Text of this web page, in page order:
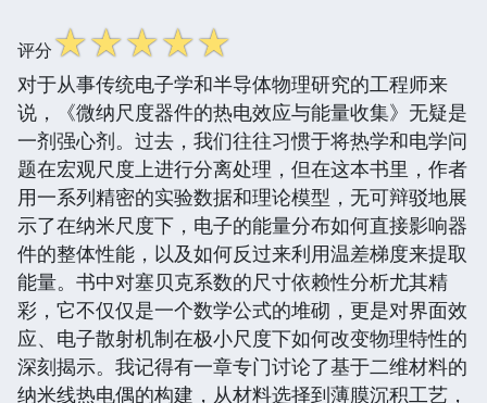
评分☆☆☆☆☆
对于从事传统电子学和半导体物理研究的工程师来
说，《微纳尺度器件的热电效应与能量收集》无疑是
一剂强心剂。过去，我们往往习惯于将热学和电学问
题在宏观尺度上进行分离处理，但在这本书里，作者
用一系列精密的实验数据和理论模型，无可辩驳地展
示了在纳米尺度下，电子的能量分布如何直接影响器
件的整体性能，以及如何反过来利用温差梯度来提取
能量。书中对塞贝克系数的尺寸依赖性分析尤其精
彩，它不仅仅是一个数学公式的堆砌，更是对界面效
应、电子散射机制在极小尺度下如何改变物理特性的
深刻揭示。我记得有一章专门讨论了基于二维材料的
纳米线热电偶的构建，从材料选择到薄膜沉积工艺，